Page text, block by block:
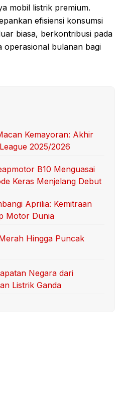
mobil listrik premium.
efisiensi konsumsi
biasa, berkontribusi pada
operasional bulanan bagi
Kemayoran: Akhir
2025/2026
B10 Menguasai
Keras Menjelang Debut
Aprilia: Kemitraan
Motor Dunia
Hingga Puncak
Negara dari
Listrik Ganda